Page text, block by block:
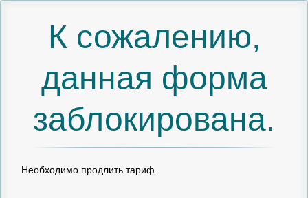
К сожалению,
данная форма
заблокирована.
Необходимо продлить тариф.